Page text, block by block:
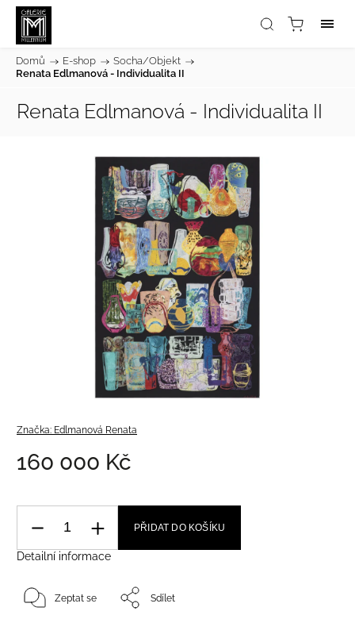
Domů / E-shop / Socha/Objekt /
Renata Edlmanová - Individualita II
Renata Edlmanová - Individualita II
Značka: Edlmanová Renata
160 000 Kč
PŘIDAT DO KOŠÍKU
Detailní informace
Zeptat se Sdílet